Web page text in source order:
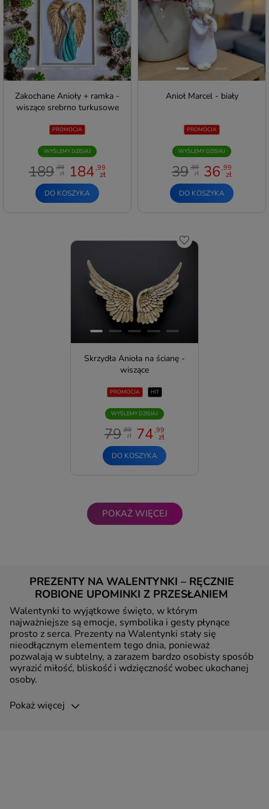
Zakochane Anioły + ramka -
wiszące srebrno turkusowe
PROMOCJA
WYŚLEMY DZISIAJ
189 ,99
zł 184,99
zł
DO KOSZYKA
Anioł Marcel - biały
PROMOCJA
WYŚLEMY DZISIAJ
39 ,99
zł 36 ,99
zł
DO KOSZYKA
Do schowka
Skrzydła Anioła na ścianę -
wiszące
PROMOCJA HIT
WYŚLEMY DZISIAJ
79 ,99
zł 74,99
zł
DO KOSZYKA
POKAŻ WIĘCEJ
PREZENTY NA WALENTYNKI – RĘCZNIE
ROBIONE UPOMINKI Z PRZESŁANIEM
Walentynki to wyjątkowe święto, w którym
najważniejsze są emocje, symbolika i gesty płynące
prosto z serca. Prezenty na Walentynki stały się
nieodłącznym elementem tego dnia, ponieważ
pozwalają w subtelny, a zarazem bardzo osobisty sposób
wyrazić miłość, bliskość i wdzięczność wobec ukochanej
osoby.
Pokaż więcej